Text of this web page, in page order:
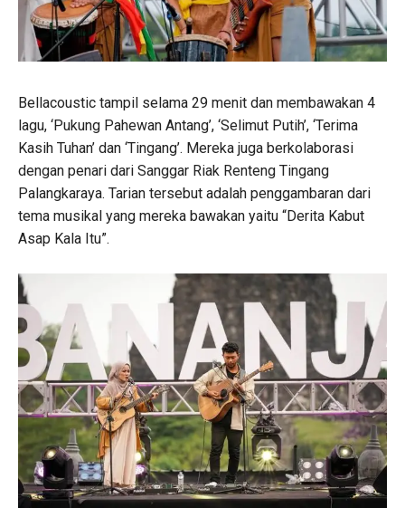
Bellacoustic tampil selama 29 menit dan membawakan 4
lagu, ‘Pukung Pahewan Antang’, ‘Selimut Putih’, ‘Terima
Kasih Tuhan’ dan ‘Tingang’. Mereka juga berkolaborasi
dengan penari dari Sanggar Riak Renteng Tingang
Palangkaraya. Tarian tersebut adalah penggambaran dari
tema musikal yang mereka bawakan yaitu “Derita Kabut
Asap Kala Itu”.